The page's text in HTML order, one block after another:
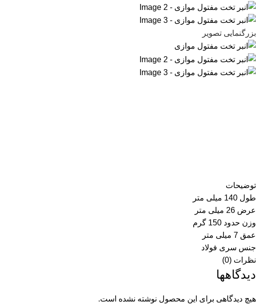
بزرگنمایی تصویر
توضیحات
طول 140 میلی متر
عرض 26 میلی متر
وزن حدود 150 گرم
عمق 7 میلی متر
جنس سری فولاد
نظرات (0)
دیدگاهها
هیچ دیدگاهی برای این محصول نوشته نشده است.